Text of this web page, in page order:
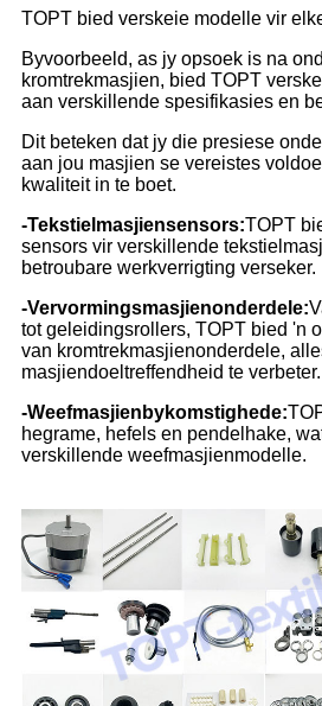
TOPT bied verskeie modelle vir
Byvoorbeeld, as jy opsoek is na
kromtrekmasjien, bied TOPT
aan verskillende spesifikasies en
Dit beteken dat jy die presiese
aan jou masjien se vereistes
kwaliteit in te boet.
-Tekstielmasjiensensors:TOPT
sensors vir verskillende
betroubare werkverrigting verseker.
-Vervormingsmasjienonderdele:
tot geleidingsrollers, TOPT bied 'n
van kromtrekmasjienonderdele,
masjiendoeltreffendheid te verbeter.
-Weefmasjienbykomstighede:
hegrame, hefels en pendelhake,
verskillende weefmasjienmodelle.